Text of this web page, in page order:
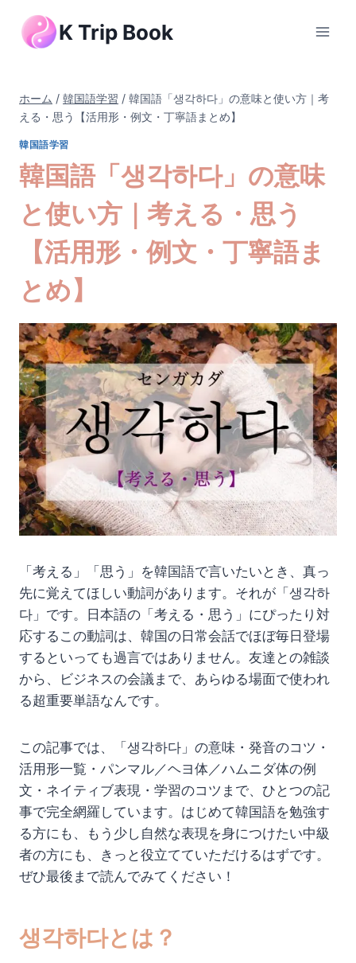
K Trip Book
ホーム / 韓国語学習 / 韓国語「생각하다」の意味と使い方｜考
える・思う【活用形・例文・丁寧語まとめ】
韓国語学習
韓国語「생각하다」の意味
と使い方｜考える・思う
【活用形・例文・丁寧語ま
とめ】
「考える」「思う」を韓国語で言いたいとき、真っ
先に覚えてほしい動詞があります。それが「생각하
다」です。日本語の「考える・思う」にぴったり対
応するこの動詞は、韓国の日常会話でほぼ毎日登場
するといっても過言ではありません。友達との雑談
から、ビジネスの会議まで、あらゆる場面で使われ
る超重要単語なんです。
この記事では、「생각하다」の意味・発音のコツ・
活用形一覧・パンマル／ヘヨ体／ハムニダ体の例
文・ネイティブ表現・学習のコツまで、ひとつの記
事で完全網羅しています。はじめて韓国語を勉強す
る方にも、もう少し自然な表現を身につけたい中級
者の方にも、きっと役立てていただけるはずです。
ぜひ最後まで読んでみてください！
생각하다とは？